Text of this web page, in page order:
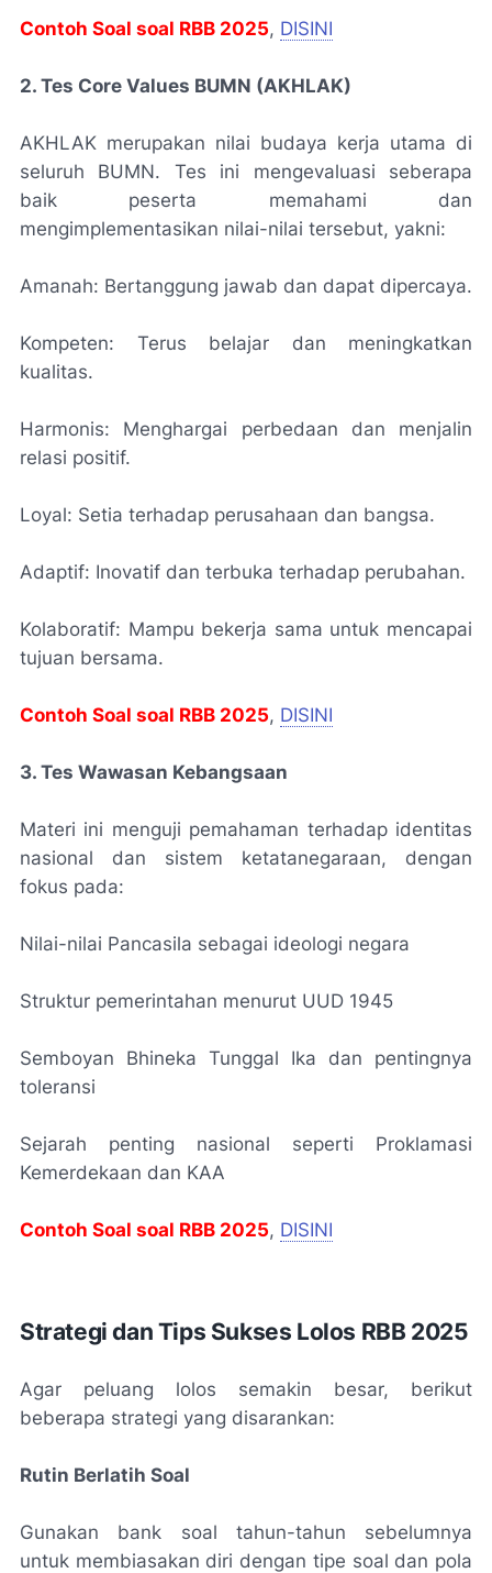
Contoh Soal soal RBB 2025, DISINI
2. Tes Core Values BUMN (AKHLAK)
AKHLAK merupakan nilai budaya kerja utama di
seluruh BUMN. Tes ini mengevaluasi seberapa
baik peserta memahami dan
mengimplementasikan nilai-nilai tersebut, yakni:
Amanah: Bertanggung jawab dan dapat dipercaya.
Kompeten: Terus belajar dan meningkatkan
kualitas.
Harmonis: Menghargai perbedaan dan menjalin
relasi positif.
Loyal: Setia terhadap perusahaan dan bangsa.
Adaptif: Inovatif dan terbuka terhadap perubahan.
Kolaboratif: Mampu bekerja sama untuk mencapai
tujuan bersama.
Contoh Soal soal RBB 2025, DISINI
3. Tes Wawasan Kebangsaan
Materi ini menguji pemahaman terhadap identitas
nasional dan sistem ketatanegaraan, dengan
fokus pada:
Nilai-nilai Pancasila sebagai ideologi negara
Struktur pemerintahan menurut UUD 1945
Semboyan Bhineka Tunggal Ika dan pentingnya
toleransi
Sejarah penting nasional seperti Proklamasi
Kemerdekaan dan KAA
Contoh Soal soal RBB 2025, DISINI
Strategi dan Tips Sukses Lolos RBB 2025
Agar peluang lolos semakin besar, berikut
beberapa strategi yang disarankan:
Rutin Berlatih Soal
Gunakan bank soal tahun-tahun sebelumnya
untuk membiasakan diri dengan tipe soal dan pola